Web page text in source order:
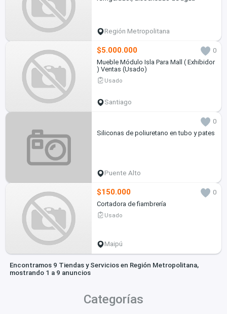
Región Metropolitana
$5.000.000
0
Mueble Módulo Isla Para Mall ( Exhibidor
) Ventas (Usado)
Usado
Santiago
0
Siliconas de poliuretano en tubo y pates
Puente Alto
$150.000
0
Cortadora de fiambrería
Usado
Maipú
Encontramos 9 Tiendas y Servicios en Región Metropolitana,
mostrando 1 a 9 anuncios
Categorías